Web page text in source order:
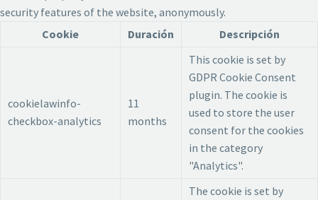
security features of the website, anonymously.
Cookie
Duración Descripción
cookielawinfo-
checkbox-analytics
11
months
This cookie is set by
GDPR Cookie Consent
plugin. The cookie is
used to store the user
consent for the cookies
in the category
"Analytics".
The cookie is set by